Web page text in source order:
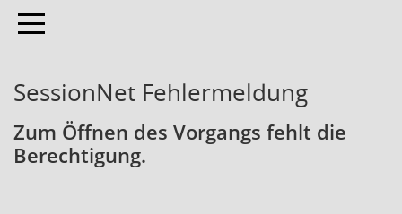
Toggle navigation
SessionNet Fehlermeldung
Zum Öffnen des Vorgangs fehlt die
Berechtigung.